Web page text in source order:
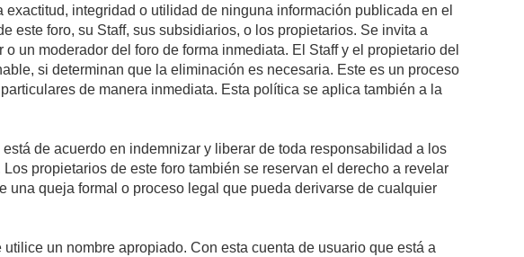
integridad o utilidad de ninguna información publicada en el
este foro, su Staff, sus subsidiarios, o los propietarios. Se invita a
un moderador del foro de forma inmediata. El Staff y el propietario del
si determinan que la eliminación es necesaria. Este es un proceso
de manera inmediata. Esta política se aplica también a la
de acuerdo en indemnizar y liberar de toda responsabilidad a los
propietarios de este foro también se reservan el derecho a revelar
queja formal o proceso legal que pueda derivarse de cualquier
un nombre apropiado. Con esta cuenta de usuario que está a